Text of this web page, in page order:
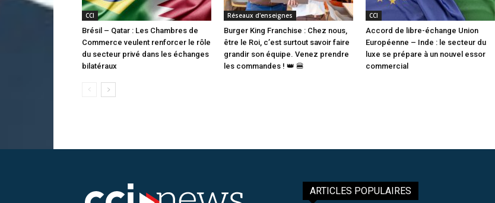
CCI
Brésil – Qatar : Les Chambres de
Commerce veulent renforcer le rôle
du secteur privé dans les échanges
bilatéraux
Réseaux d'enseignes
Burger King Franchise : Chez nous,
être le Roi, c’est surtout savoir faire
grandir son équipe. Venez prendre
les commandes ! 👑 🍔
CCI
Accord de libre-échange Union
Européenne – Inde : le secteur du
luxe se prépare à un nouvel essor
commercial
ARTICLES POPULAIRES